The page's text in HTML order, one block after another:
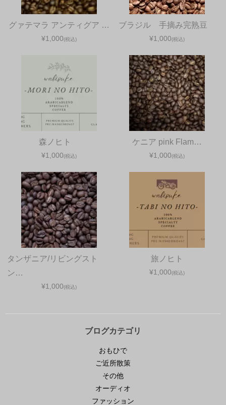
グァテマラ アンティグア …
¥1,000(税込)
ブラジル 手摘み完熟豆
¥1,000(税込)
森ノヒト
¥1,000(税込)
ケニア pink Flam…
¥1,000(税込)
タンザニア/リビングスト
ン…
¥1,000(税込)
旅ノヒト
¥1,000(税込)
ブログカテゴリ
おもひで
ご近所散策
その他
オーディオ
ファッション